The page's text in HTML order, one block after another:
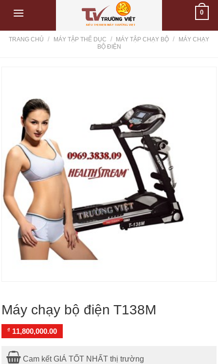
content
0
TRANG CHỦ / MÁY TẬP THỂ DỤC / MÁY TẬP CHẠY BỘ /
MÁY CHẠY
BỘ ĐIỆN
Máy chạy bộ điện T138M
₫ 11,800,000.00
Cam kết GIÁ TỐT NHẤT thị trường